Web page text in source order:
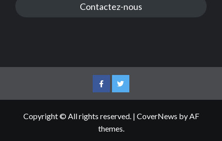
Contactez-nous
FacebookTwitter
Copyright © All rights reserved. | CoverNews by AF
themes.